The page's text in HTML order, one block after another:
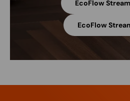
EcoFlow
EcoFlow